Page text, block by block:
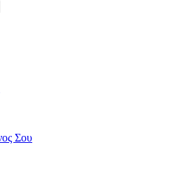
Σου